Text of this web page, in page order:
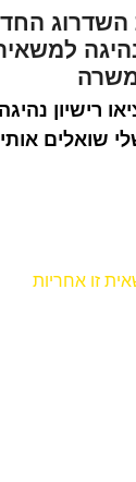
השדרוג
רישיון
שואלים